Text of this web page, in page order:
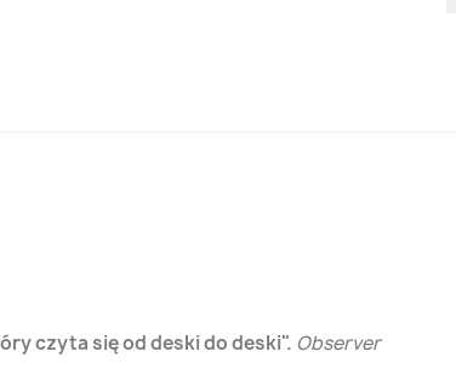
czyta się od deski do deski . Observer